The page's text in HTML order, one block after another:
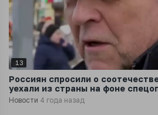
13
Россиян спросили о
уехали из страны на фоне
Новости 4 года назад